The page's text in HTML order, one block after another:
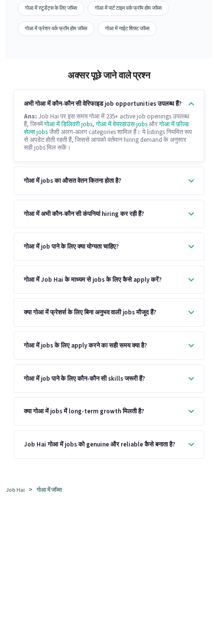
गोआ में स्टूडेंट्स के लिए जॉब्स गोआ में पार्ट टाइम वर्क फ्रॉम होम जॉब्स
गोआ में फ्रेशर वर्क फ्रॉम होम जॉब्स गोआ में नाईट शिफ़्ट जॉब्स
अक्सर पूछे जाने वाले प्रश्न
अभी गोआ में कौन-कौन सी वेरिफाइड job opportunities उपलब्ध हैं?
Ans: Job Hai पर इस समय गोआ में 235+ active job openings उपलब्ध
हैं, जिनमेंगोआ में डिलिवरी jobs,गोआ में वेयरहाउस jobsऔरगोआ में फ़ील्ड
सेल्स jobsजैसी अलग-अलग categories शामिल हैं। ये listings नियमित रूप
से अपडेट होती रहती हैं, जिससे आपको वर्तमान hiring demand के अनुसार
सही jobs मिल सकें।
गोआ में jobs का औसत वेतन कितना होता है?
गोआ में अभी कौन-कौन सी कंपनियां hiring कर रही हैं?
गोआ में job पाने के लिए क्या योग्यता चाहिए?
गोआ में Job Hai के माध्यम से jobs के लिए कैसे apply करें?
क्या गोआ में फ्रेशर्स के लिए बिना अनुभव वाली jobs मौजूद हैं?
गोआ में jobs के लिए apply करने का सही समय क्या है?
गोआ में job पाने के लिए कौन-कौन सी skills जरूरी हैं?
क्या गोआ में jobs में long-term growth मिलती है?
Job Hai गोआ में jobs को genuine और reliable कैसे बनाता है?
Job Hai > गोआ में जॉब्स